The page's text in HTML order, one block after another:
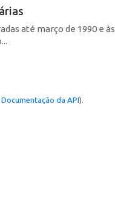
até março de 1990 e
Documentação da API).